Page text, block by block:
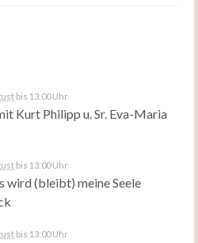
bis 13:00 Uhr
Kurt Philipp u. Sr. Eva-Maria
bis 13:00 Uhr
(bleibt) meine Seele
bis 13:00 Uhr